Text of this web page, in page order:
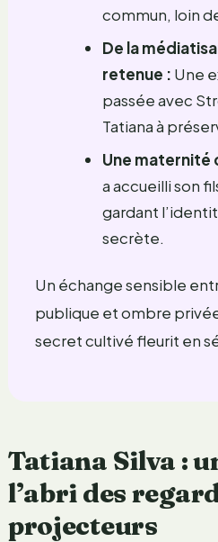
commun, loin
De la
retenue : Une
passée avec
Tatiana à
Une maternité
a accueilli son
gardant
secrète.
Un échange sensible
publique et ombre
secret cultivé fleurit en
Tatiana Silva :
l’abri des
projecteurs